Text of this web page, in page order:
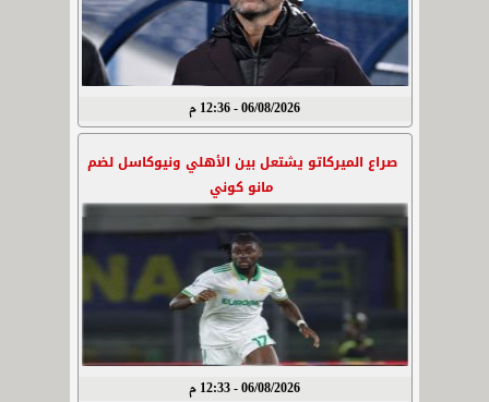
06/08/2026 - 12:36 م
صراع الميركاتو يشتعل بين الأهلي ونيوكاسل لضم
مانو كوني
06/08/2026 - 12:33 م